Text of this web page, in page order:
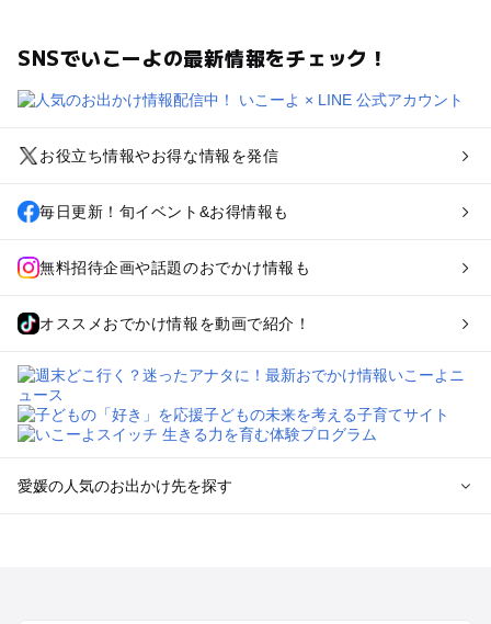
SNSでいこーよの最新情報をチェック！
お役立ち情報やお得な情報を発信
毎日更新！旬イベント&お得情報も
無料招待企画や話題のおでかけ情報も
オススメおでかけ情報を動画で紹介！
愛媛の人気のお出かけ先を探す